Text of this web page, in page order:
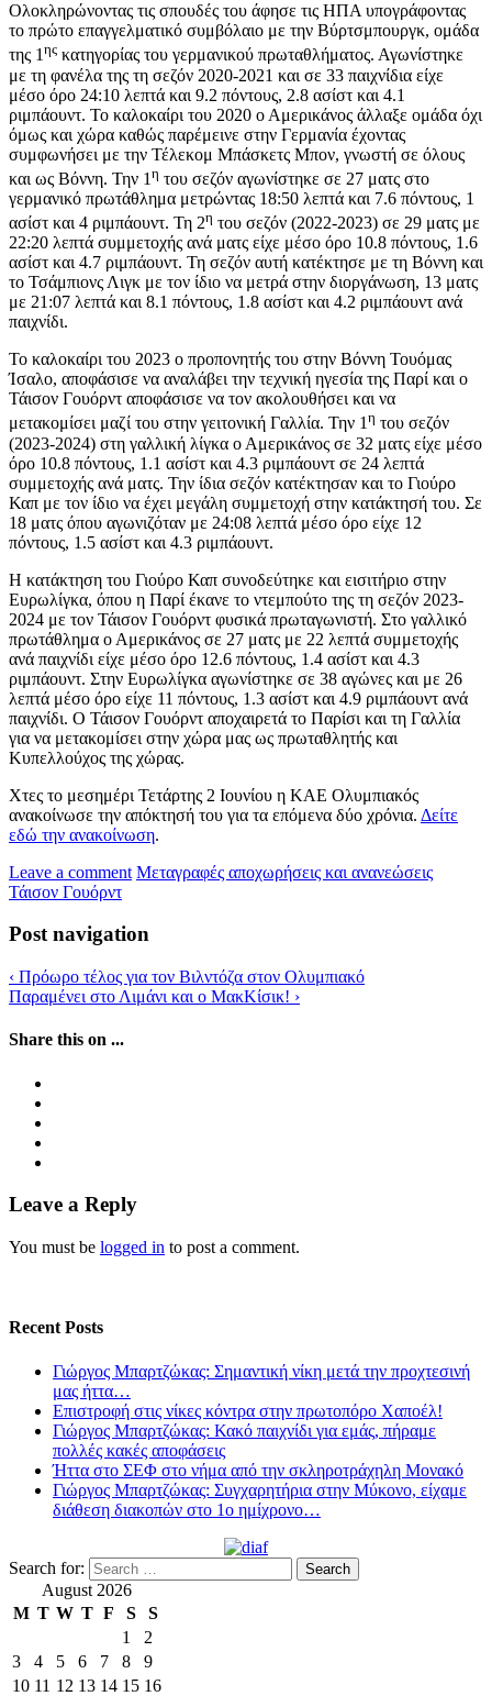
Ολοκληρώνοντας τις σπουδές του άφησε τις ΗΠΑ υπογράφοντας
το πρώτο επαγγελματικό συμβόλαιο με την Βύρτσμπουργκ, ομάδα
της 1ης κατηγορίας του γερμανικού πρωταθλήματος. Αγωνίστηκε
με τη φανέλα της τη σεζόν 2020-2021 και σε 33 παιχνίδια είχε
μέσο όρο 24:10 λεπτά και 9.2 πόντους, 2.8 ασίστ και 4.1
ριμπάουντ. Το καλοκαίρι του 2020 ο Αμερικάνος άλλαξε ομάδα όχι
όμως και χώρα καθώς παρέμεινε στην Γερμανία έχοντας
συμφωνήσει με την Τέλεκομ Μπάσκετς Μπον, γνωστή σε όλους
και ως Βόννη. Την 1 η του σεζόν αγωνίστηκε σε 27 ματς στο
γερμανικό πρωτάθλημα μετρώντας 18:50 λεπτά και 7.6 πόντους, 1
ασίστ και 4 ριμπάουντ. Τη 2η του σεζόν (2022-2023) σε 29 ματς με
22:20 λεπτά συμμετοχής ανά ματς είχε μέσο όρο 10.8 πόντους, 1.6
ασίστ και 4.7 ριμπάουντ. Τη σεζόν αυτή κατέκτησε με τη Βόννη και
το Τσάμπιονς Λιγκ με τον ίδιο να μετρά στην διοργάνωση, 13 ματς
με 21:07 λεπτά και 8.1 πόντους, 1.8 ασίστ και 4.2 ριμπάουντ ανά
παιχνίδι.
Το καλοκαίρι του 2023 ο προπονητής του στην Βόννη Τουόμας
Ίσαλο, αποφάσισε να αναλάβει την τεχνική ηγεσία της Παρί και ο
Τάισον Γουόρντ αποφάσισε να τον ακολουθήσει και να
μετακομίσει μαζί του στην γειτονική Γαλλία. Την 1η του σεζόν
(2023-2024) στη γαλλική λίγκα ο Αμερικάνος σε 32 ματς είχε μέσο
όρο 10.8 πόντους, 1.1 ασίστ και 4.3 ριμπάουντ σε 24 λεπτά
συμμετοχής ανά ματς. Την ίδια σεζόν κατέκτησαν και το Γιούρο
Καπ με τον ίδιο να έχει μεγάλη συμμετοχή στην κατάκτησή του. Σε
18 ματς όπου αγωνιζόταν με 24:08 λεπτά μέσο όρο είχε 12
πόντους, 1.5 ασίστ και 4.3 ριμπάουντ.
Η κατάκτηση του Γιούρο Καπ συνοδεύτηκε και εισιτήριο στην
Ευρωλίγκα, όπου η Παρί έκανε το ντεμπούτο της τη σεζόν 2023-
2024 με τον Τάισον Γουόρντ φυσικά πρωταγωνιστή. Στο γαλλικό
πρωτάθλημα ο Αμερικάνος σε 27 ματς με 22 λεπτά συμμετοχής
ανά παιχνίδι είχε μέσο όρο 12.6 πόντους, 1.4 ασίστ και 4.3
ριμπάουντ. Στην Ευρωλίγκα αγωνίστηκε σε 38 αγώνες και με 26
λεπτά μέσο όρο είχε 11 πόντους, 1.3 ασίστ και 4.9 ριμπάουντ ανά
παιχνίδι. Ο Τάισον Γουόρντ αποχαιρετά το Παρίσι και τη Γαλλία
για να μετακομίσει στην χώρα μας ως πρωταθλητής και
Κυπελλούχος της χώρας.
Χτες το μεσημέρι Τετάρτης 2 Ιουνίου η ΚΑΕ Ολυμπιακός
ανακοίνωσε την απόκτησή του για τα επόμενα δύο χρόνια. Δείτε
εδώ την ανακοίνωση.
Leave a comment Μεταγραφές αποχωρήσεις και ανανεώσεις
Τάισον Γουόρντ
Post navigation
‹ Πρόωρο τέλος για τον Βιλντόζα στον Ολυμπιακό
Παραμένει στο Λιμάνι και ο ΜακΚίσικ! ›
Share this on ...
Leave a Reply
You must be logged in to post a comment.
Recent Posts
Γιώργος Μπαρτζώκας: Σημαντική νίκη μετά την προχτεσινή
μας ήττα…
Επιστροφή στις νίκες κόντρα στην πρωτοπόρο Χαποέλ!
Γιώργος Μπαρτζώκας: Κακό παιχνίδι για εμάς, πήραμε
πολλές κακές αποφάσεις
Ήττα στο ΣΕΦ στο νήμα από την σκληροτράχηλη Μονακό
Γιώργος Μπαρτζώκας: Συγχαρητήρια στην Μύκονο, είχαμε
διάθεση διακοπών στο 1ο ημίχρονο…
Search for:
August 2026
M T W T F S
S
1
2
3
4 5 6 7 8
9
10 11 12 13 14 15 16